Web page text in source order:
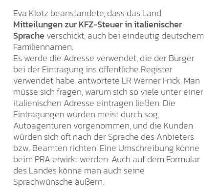
Eva Klotz beanstandete, dass das Land
Mitteilungen zur KFZ-Steuer in italienischer
Sprache verschickt, auch bei eindeutig deutschem
Familiennamen.
Es werde die Adresse verwendet, die der Bürger
bei der Eintragung ins öffentliche Register
verwendet habe, antwortete LR Werner Frick. Man
müsse sich fragen, warum sich so viele unter einer
italienischen Adresse eintragen ließen. Die
Eintragungen würden meist durch sog.
Autoagenturen vorgenommen, und die Kunden
würden sich oft nach der Sprache des Anbieters
bzw. Beamten richten. Eine Umschreibung könne
beim PRA erwirkt werden. Auch auf dem Formular
des Landes könne man auch seine
Sprachwünsche äußern.